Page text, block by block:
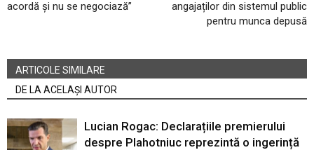
acordă și nu se negociază”
angajaților din sistemul public
pentru munca depusă
ARTICOLE SIMILARE
DE LA ACELAȘI AUTOR
Lucian Rogac: Declarațiile premierului
despre Plahotniuc reprezintă o ingerință